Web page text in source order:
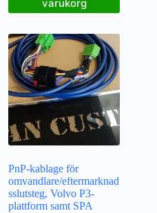
varukorg
PnP-kablage för
omvandlare/eftermarknad
sslutsteg, Volvo P3-
plattform samt SPA